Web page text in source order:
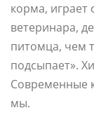
корма,
ветеринара,
питомца, чем
подсыпает».
Современные
мы.